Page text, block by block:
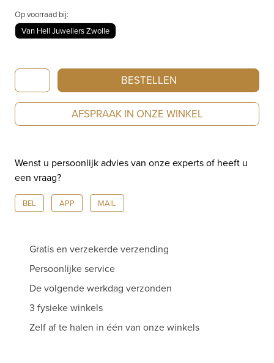
Op voorraad bij:
Van Hell Juweliers Zwolle
Chopard
Les
Chaînes
collier
0001
aantal
BESTELLEN
AFSPRAAK IN ONZE WINKEL
Wenst u persoonlijk advies van onze experts of heeft u
een vraag?
BEL APP MAIL
Gratis en verzekerde verzending
Persoonlijke service
De volgende werkdag verzonden
3 fysieke winkels
Zelf af te halen in één van onze winkels